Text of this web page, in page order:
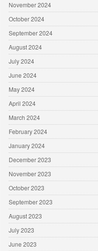
November 2024
October 2024
September 2024
August 2024
July 2024
June 2024
May 2024
April 2024
March 2024
February 2024
January 2024
December 2023
November 2023
October 2023
September 2023
August 2023
July 2023
June 2023